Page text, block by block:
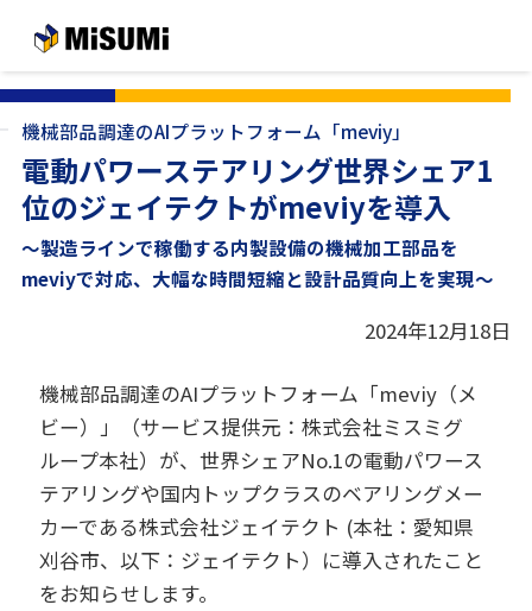
メインコンテンツへスキップする
機械部品調達のAIプラットフォーム「meviy」
電動パワーステアリング世界シェア1
位のジェイテクトがmeviyを導入
～製造ラインで稼働する内製設備の機械加工部品を
meviyで対応、大幅な時間短縮と設計品質向上を実現～
2024年12月18日
機械部品調達のAIプラットフォーム「meviy（メ
ビー）」（サービス提供元：株式会社ミスミグ
ループ本社）が、世界シェアNo.1の電動パワース
テアリングや国内トップクラスのベアリングメー
カーである株式会社ジェイテクト (本社：愛知県
刈谷市、以下：ジェイテクト）に導入されたこと
をお知らせします。